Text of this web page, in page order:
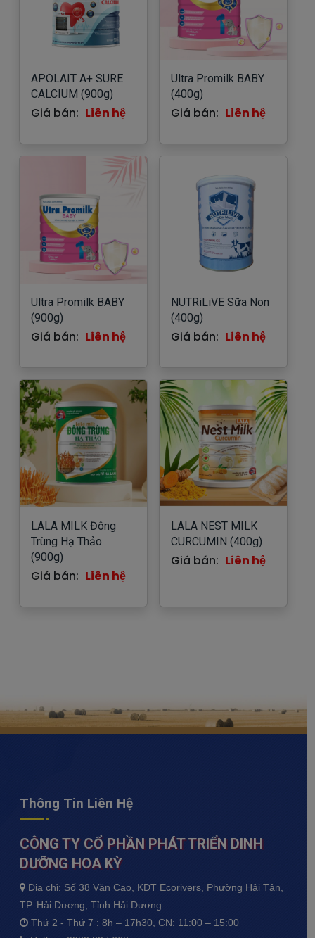
APOLAIT A+ SURE
CALCIUM (900g)
Giá bán: Liên hệ
Ultra Promilk BABY
(400g)
Giá bán: Liên hệ
Ultra Promilk BABY
(900g)
Giá bán: Liên hệ
NUTRiLiVE Sữa Non
(400g)
Giá bán: Liên hệ
LALA MILK Đông
Trùng Hạ Thảo
(900g)
Giá bán: Liên hệ
LALA NEST MILK
CURCUMIN (400g)
Giá bán: Liên hệ
Thông Tin Liên Hệ
CÔNG TY CỔ PHẦN PHÁT TRIỂN DINH
DƯỠNG HOA KỲ
Địa chỉ: Số 38 Văn Cao, KĐT Ecorivers, Phường Hải Tân,
TP. Hải Dương, Tỉnh Hải Dương
Thứ 2 - Thứ 7 : 8h – 17h30, CN: 11:00 – 15:00